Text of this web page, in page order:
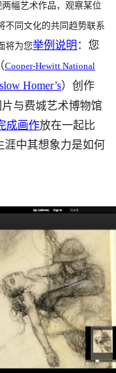
幅艺术作品，观察某位
不同文化的共同趋势联系
将为您举例说明 ：您
Cooper-Hewitt National
Homer’s）创作
与费城艺术博物馆
成画作放在一起比
中其想象力是如何